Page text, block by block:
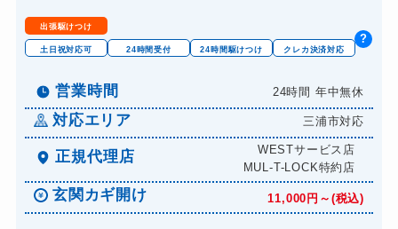
出張駆けつけ
土日祝対応可 24時間受付 24時間駆けつけ クレカ決済対応
営業時間 24時間 年中無休
対応エリア 三浦市対応
正規代理店
WESTサービス店
MUL-T-LOCK特約店
?
玄関カギ開け 11,000円～(税込)